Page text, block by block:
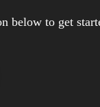
below to get